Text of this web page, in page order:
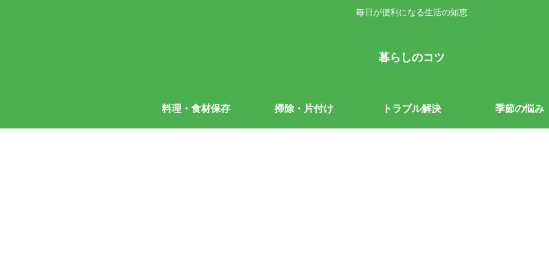
毎日が便利になる生活の知恵
暮らしのコツ
料理・食材保存 掃除・片付け トラブル解決 季節の悩み